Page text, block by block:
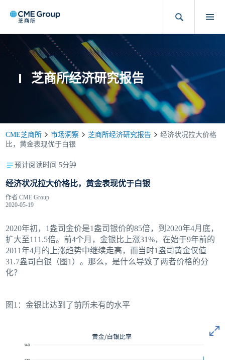
芝商所经济研究报告
CME芝商所 市场洞察 芝商所经济研究报告
经济状况拉大价格
比，黄金表现优于白银
预计阅读时间 5分钟
经济状况拉大价格比，黄金表现优于白银
作者CME Group
2020-05-19
2020年初，1盎司金价是1盎司银价的85倍，到2020年4月底，
扩大至111.5倍。前4个月，金银比上涨31%，在始于9年前的
2011年4月的上涨趋势中继续走高，而当时1盎司黄金仅值
31.7盎司白银（图1）。那么，是什么导致了两者价格的分
化？
图1：金银比达到了前所未有的水平